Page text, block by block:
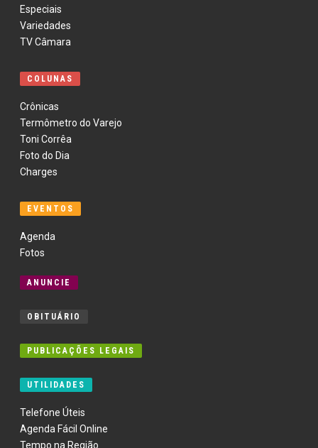
Especiais
Variedades
TV Câmara
COLUNAS
Crônicas
Termômetro do Varejo
Toni Corrêa
Foto do Dia
Charges
EVENTOS
Agenda
Fotos
ANUNCIE
OBITUÁRIO
PUBLICAÇÕES LEGAIS
UTILIDADES
Telefone Úteis
Agenda Fácil Online
Tempo na Região